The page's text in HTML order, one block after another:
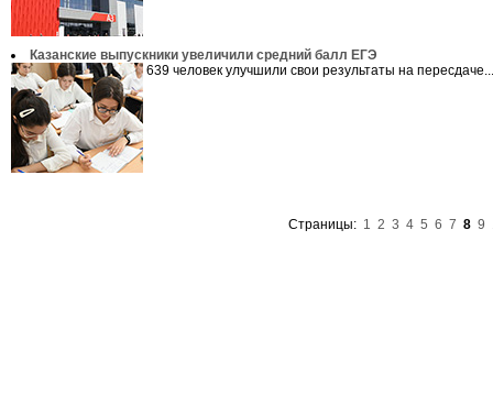
Казанские выпускники увеличили средний балл ЕГЭ
639 человек улучшили свои результаты на пересдаче...
Страницы: 1 2 3 4 5 6 7 8 9